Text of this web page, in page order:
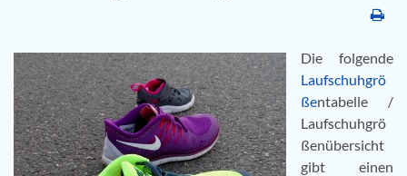
Die folgende
Laufschuhgrö
ßentabelle /
Laufschuhgrö
ßenübersicht
gibt einen